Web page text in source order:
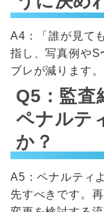
A4：「誰が見て
指し、写真例やS
ブレが減ります。
Q5：監査
ペナルテ
か？
A5：ペナルティ
先すべきです。